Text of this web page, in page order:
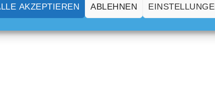
AKZEPTIEREN ABLEHNEN